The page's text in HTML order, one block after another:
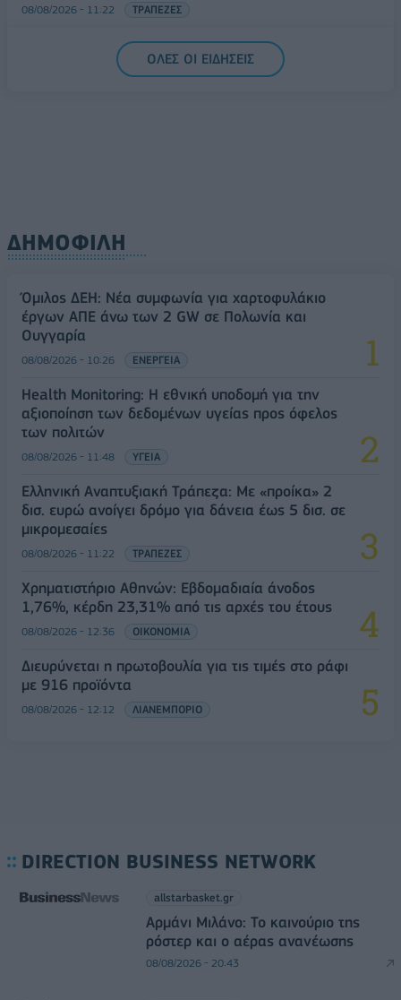
08/08/2026 - 11:22 ΤΡΑΠΕΖΕΣ
5G παντού, 6G στον ορίζοντα: Πού βρίσκεται η
Ελλάδα στη μεγάλη τεχνολογική μετάβαση
ΟΛΕΣ ΟΙ ΕΙΔΗΣΕΙΣ
ΔΗΜΟΦΙΛΗ
Όμιλος ΔΕΗ: Νέα συμφωνία για χαρτοφυλάκιο
έργων ΑΠΕ άνω των 2 GW σε Πολωνία και
Ουγγαρία
08/08/2026 - 10:26 ΕΝΕΡΓΕΙΑ
Health Monitoring: Η εθνική υποδομή για την
αξιοποίηση των δεδομένων υγείας προς όφελος
των πολιτών
08/08/2026 - 11:48 ΥΓΕΙΑ
Ελληνική Αναπτυξιακή Τράπεζα: Με «προίκα» 2
δισ. ευρώ ανοίγει δρόμο για δάνεια έως 5 δισ. σε
μικρομεσαίες
08/08/2026 - 11:22 ΤΡΑΠΕΖΕΣ
Χρηματιστήριο Αθηνών: Εβδομαδιαία άνοδος
1,76%, κέρδη 23,31% από τις αρχές του έτους
08/08/2026 - 12:36 ΟΙΚΟΝΟΜΙΑ
Διευρύνεται η πρωτοβουλία για τις τιμές στο ράφι
με 916 προϊόντα
08/08/2026 - 12:12 ΛΙΑΝΕΜΠΟΡΙΟ
DIRECTION BUSINESS NETWORK
allstarbasket.gr
Αρμάνι Μιλάνο: Το καινούριο της
ρόστερ και ο αέρας ανανέωσης
08/08/2026 - 20:43